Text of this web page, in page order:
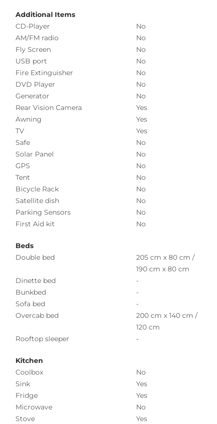
Additional Items
CD-Player
No
AM/FM radio
No
Fly Screen
No
USB port
No
Fire Extinguisher
No
DVD Player
No
Generator
No
Rear Vision Camera
Yes
Awning
Yes
TV
Yes
Safe
No
Solar Panel
No
GPS
No
Tent
No
Bicycle Rack
No
Satellite dish
No
Parking Sensors
No
First Aid kit
No
Beds
Double bed
205 cm x 80 cm /
190 cm x 80 cm
Dinette bed
-
Bunkbed
-
Sofa bed
-
Overcab bed
200 cm x 140 cm /
120 cm
Rooftop sleeper
-
Kitchen
Coolbox
No
Sink
Yes
Fridge
Yes
Microwave
No
Stove
Yes